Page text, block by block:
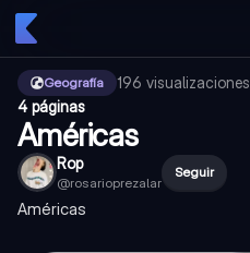
Geografía 196 visualizaciones
4 páginas
Américas
Rop
@rosarioprezalar
Seguir
Américas